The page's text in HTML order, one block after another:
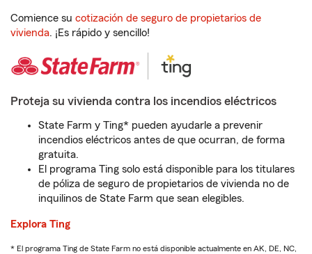
Comience su cotización de seguro de propietarios de
vivienda. ¡Es rápido y sencillo!
Proteja su vivienda contra los incendios eléctricos
State Farm y Ting* pueden ayudarle a prevenir
incendios eléctricos antes de que ocurran, de forma
gratuita.
El programa Ting solo está disponible para los titulares
de póliza de seguro de propietarios de vivienda no de
inquilinos de State Farm que sean elegibles.
Explora Ting
* El programa Ting de State Farm no está disponible actualmente en AK, DE, NC,